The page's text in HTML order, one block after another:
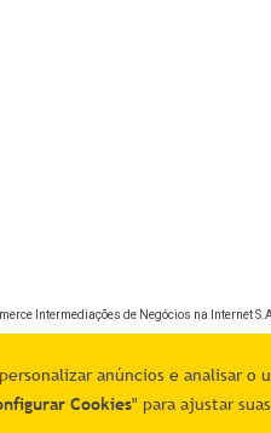
anúncios e analisar o
Cookies" para ajustar
Intermediações de Negócios na Internet